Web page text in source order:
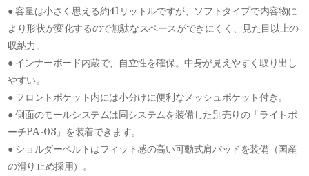
● 容量は小さく思える約41リットルですが、ソフトタイプで内容物に
より形状が変化するので無駄なスペースができにくく、見た目以上の
収納力。
● インナーボード内蔵で、自立性を確保。中身が見えやすく取り出し
やすい。
● フロントポケット内には小分けに便利なメッシュポケット付き。
● 側面のモールシステムは同システムを装備した別売りの「ライトポ
ーチPA-03」を装着できます。
● ショルダーベルトはフィット感の高い可動式肩パッドを装備（国産
の滑り止め採用）。